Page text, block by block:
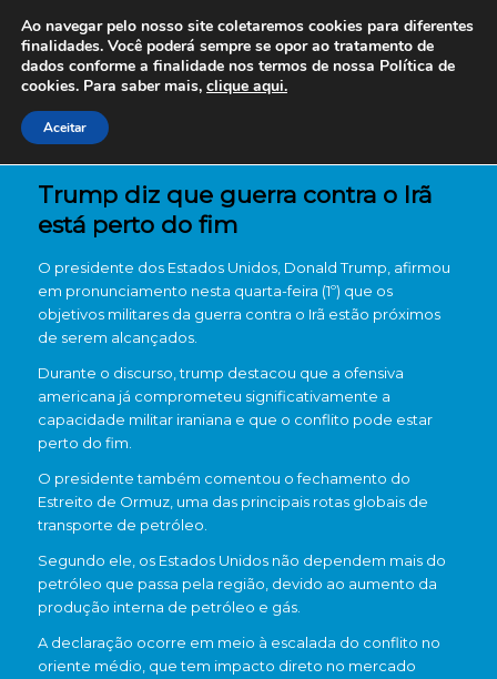
Trump diz que guerra contra o Irã
está perto do fim
O presidente dos Estados Unidos, Donald Trump , afirmou
em pronunciamento nesta quarta-feira (1º) que os
objetivos militares da guerra contra o Irã estão próximos
de serem alcançados.
Durante o discurso, trump destacou que a ofensiva
americana já comprometeu significativamente a
capacidade militar iraniana e que o conflito pode estar
perto do fim.
O presidente também comentou o fechamento do
Estreito de Ormuz, uma das principais rotas globais de
transporte de petróleo.
Segundo ele, os Estados Unidos não dependem mais do
petróleo que passa pela região, devido ao aumento da
produção interna de petróleo e gás.
A declaração ocorre em meio à escalada do conflito no
oriente médio, que tem impacto direto no mercado
Ao navegar pelo nosso site coletaremos cookies para diferentes
finalidades. Você poderá sempre se opor ao tratamento de
dados conforme a finalidade nos termos de nossa Política de
cookies. Para saber mais, clique aqui.
Aceitar